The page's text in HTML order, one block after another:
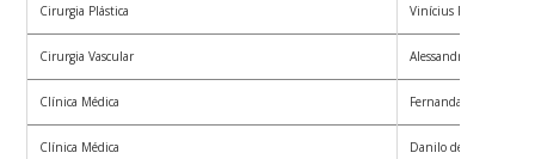
Cirurgia Plástica Vinícius Pomerening
Cirurgia Vascular Alessandra Caron
Clínica Médica Fernanda Vanzella
Clínica Médica Danilo de Paula